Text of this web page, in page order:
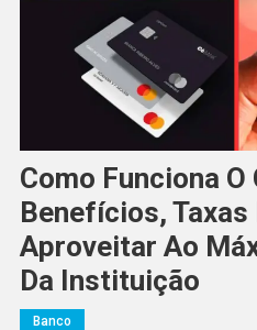
Como Funciona O
Benefícios, Taxas
Aproveitar Ao
Da Instituição
Banco